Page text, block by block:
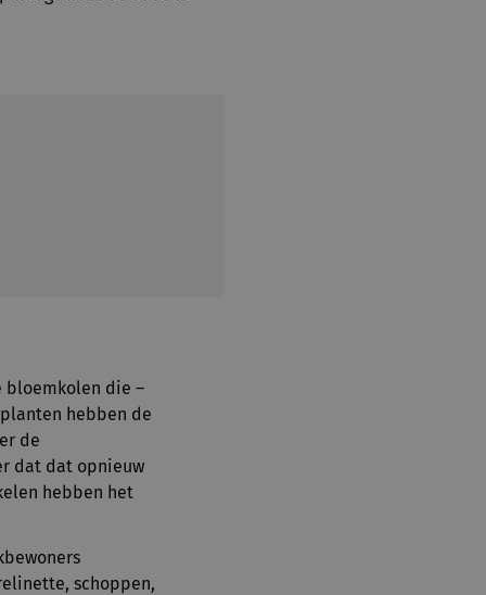
bloemkolen die –
hebben de
de
dat dat opnieuw
hebben het
schoppen,